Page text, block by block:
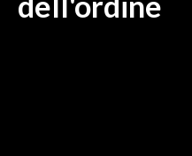
MONDO